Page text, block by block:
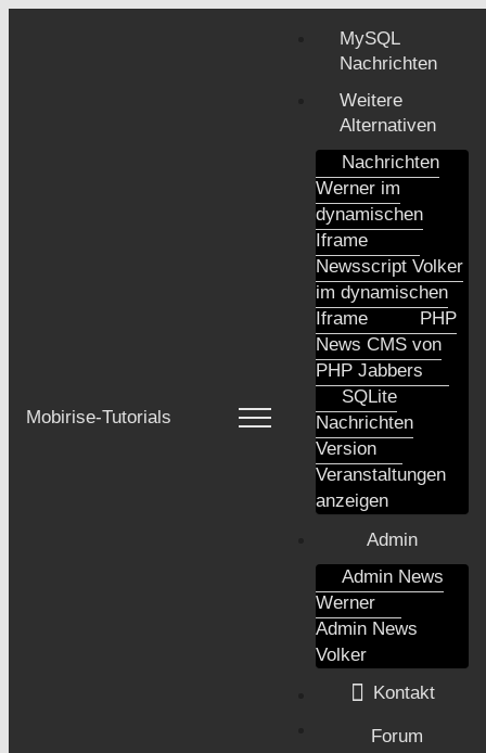
Mobirise-Tutorials
MySQL
Nachrichten
Weitere
Alternativen
Nachrichten
Werner im
dynamischen
Iframe
Newsscript Volker
im dynamischen
Iframe
PHP
News CMS von
PHP Jabbers
SQLite
Nachrichten
Version
Veranstaltungen
anzeigen
Admin
Admin News
Werner
Admin News
Volker
Kontakt
Forum